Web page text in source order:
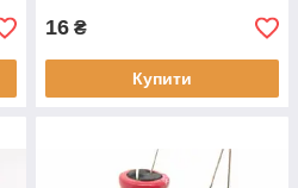
16 ₴
Купити